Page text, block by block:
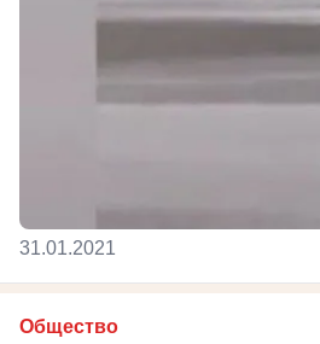
31.01.2021
Общество